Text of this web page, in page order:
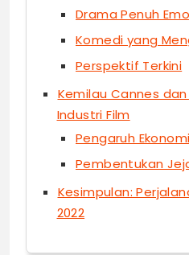
Drama Penuh
Komedi yang
Perspektif Terkini
Kemilau Cannes
Industri Film
Pengaruh
Pembentukan
Kesimpulan:
2022